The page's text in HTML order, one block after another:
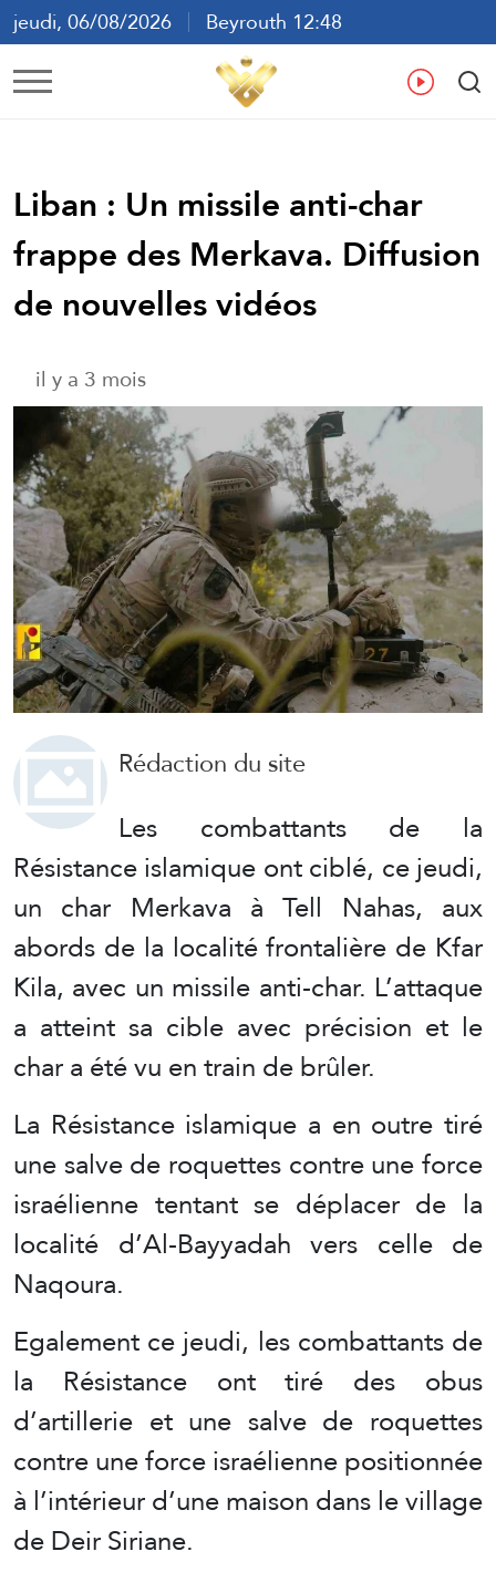
jeudi, 06/08/2026
Beyrouth 12:48
ع
Liban : Un missile anti-char
frappe des Merkava. Diffusion
de nouvelles vidéos
il y a 3 mois
Rédaction du site
Les combattants de la
Résistance islamique ont ciblé, ce jeudi,
un char Merkava à Tell Nahas, aux
abords de la localité frontalière de Kfar
Kila, avec un missile anti-char. L’attaque
a atteint sa cible avec précision et le
char a été vu en train de brûler.
La Résistance islamique a en outre tiré
une salve de roquettes contre une force
israélienne tentant se déplacer de la
localité d’Al-Bayyadah vers celle de
Naqoura.
Egalement ce jeudi, les combattants de
la Résistance ont tiré des obus
d’artillerie et une salve de roquettes
contre une force israélienne positionnée
à l’intérieur d’une maison dans le village
de Deir Siriane.